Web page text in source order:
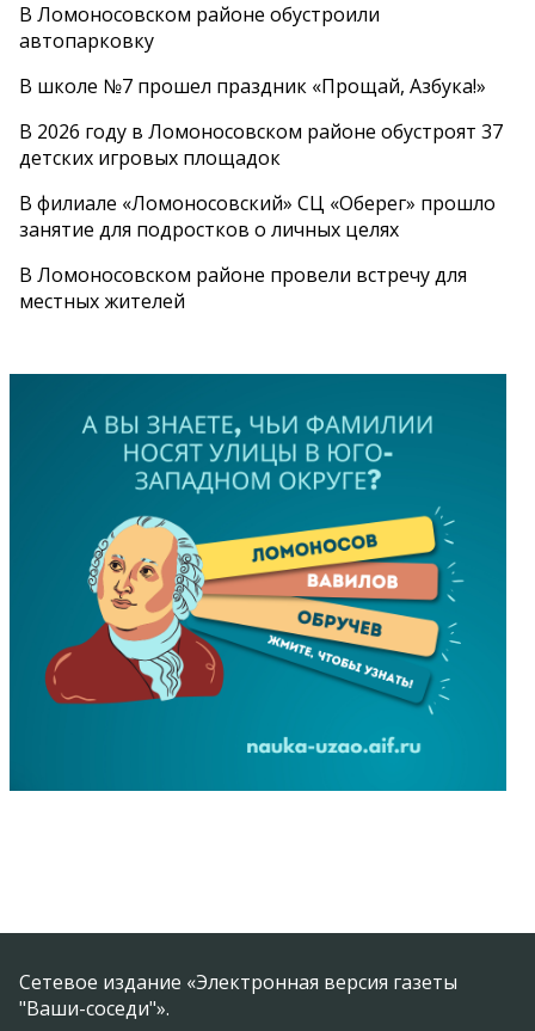
В Ломоносовском районе обустроили
автопарковку
В школе №7 прошел праздник «Прощай, Азбука!»
В 2026 году в Ломоносовском районе обустроят 37
детских игровых площадок
В филиале «Ломоносовский» СЦ «Оберег» прошло
занятие для подростков о личных целях
В Ломоносовском районе провели встречу для
местных жителей
Сетевое издание «Электронная версия газеты
"Ваши-соседи"».